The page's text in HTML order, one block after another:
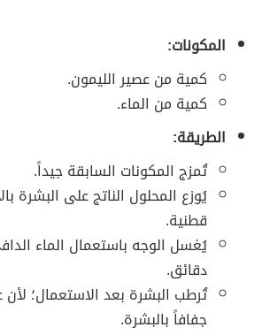
المكونات:
كمية من عصير الليمون.
كمية من الماء.
الطريقة:
تُمزج المكونات السابقة جيداً.
يُوزع المحلول الناتج على البشرة
قطنية.
دقائق.
تُرطب البشرة بعد الاستعمال؛
جفافاً بالبشرة.